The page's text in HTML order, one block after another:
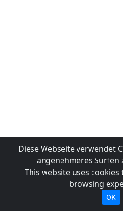
Diese Webseite verwendet
angenehmeres Surfen
This website uses
browsing
OK